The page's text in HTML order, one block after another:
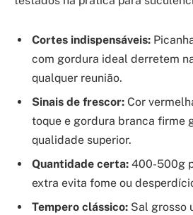
Cortes indispensáveis:
com gordura ideal derretem
qualquer reunião.
Sinais de frescor: Cor
toque e gordura branca firme
qualidade superior.
Quantidade certa: 400-500g
extra evita fome ou
Tempero clássico: Sal grosso